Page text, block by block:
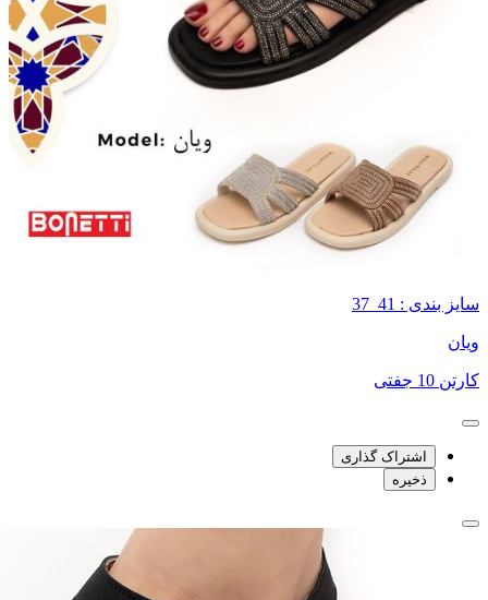
سایز بندی : 41_37
ویان
کارتن 10 جفتی
اشتراک گذاری
ذخیره